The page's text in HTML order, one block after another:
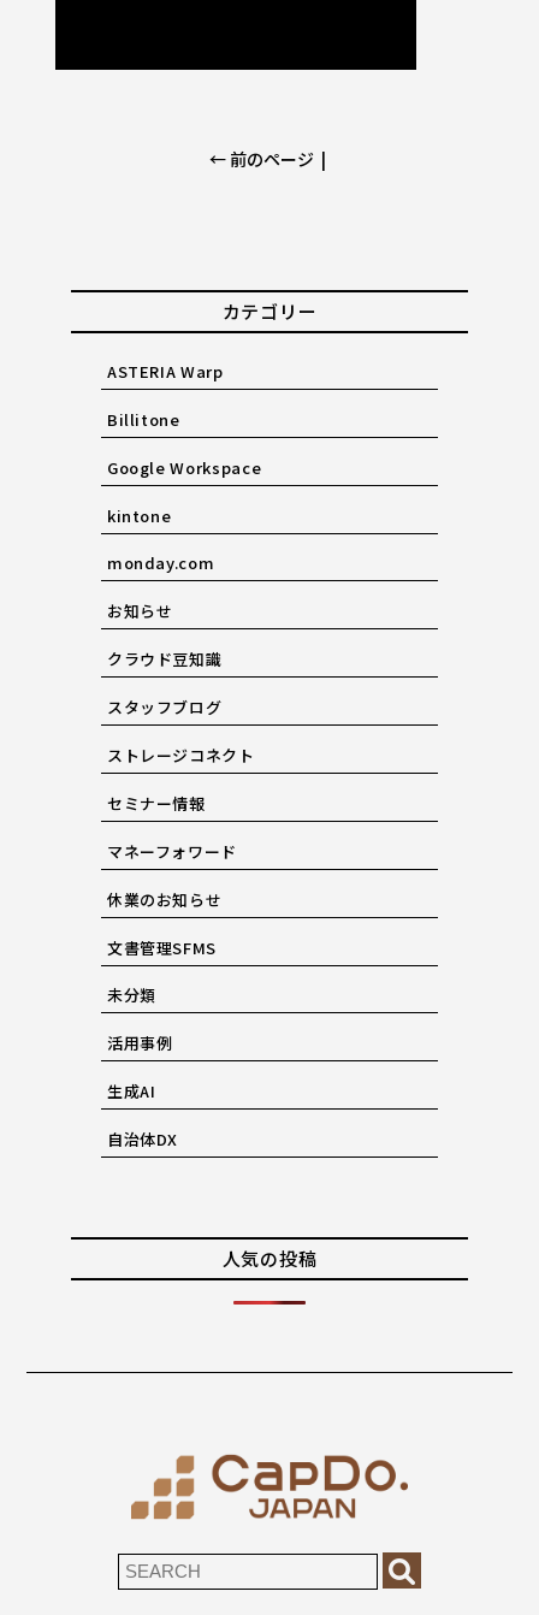
← 前のページ |
カテゴリー
ASTERIA Warp
Billitone
Google Workspace
kintone
monday.com
お知らせ
クラウド豆知識
スタッフブログ
ストレージコネクト
セミナー情報
マネーフォワード
休業のお知らせ
文書管理SFMS
未分類
活用事例
生成AI
自治体DX
人気の投稿